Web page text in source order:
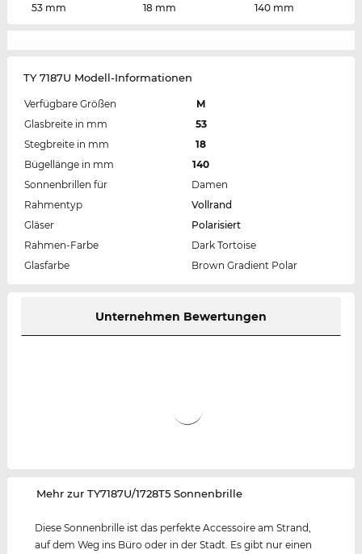
53 mm
18 mm
140 mm
TY 7187U Modell-Informationen
Verfügbare Größen
M
Glasbreite in mm
53
Stegbreite in mm
18
Bügellänge in mm
140
Sonnenbrillen für
Damen
Rahmentyp
Vollrand
Gläser
Polarisiert
Rahmen-Farbe
Dark Tortoise
Glasfarbe
Brown Gradient Polar
Unternehmen Bewertungen
‌Mehr zur TY7187U/1728T5 Sonnenbrille
Diese Sonnenbrille ist das perfekte Accessoire am Strand,
auf dem Weg ins Büro oder in der Stadt. Es gibt nur einen